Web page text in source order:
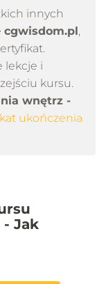
innych
cgwisdom.pl,
lekcje i
kursu.
wnętrz -
ukończenia
Jak